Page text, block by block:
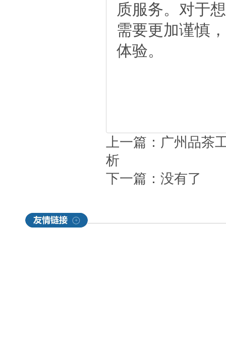
质服务。对于
需要更加谨慎
体验。
上一篇： 广州品茶
析
下一篇：没有了